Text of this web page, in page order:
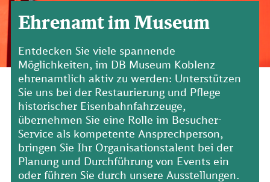
Ehrenamt im Museum
Entdecken Sie viele spannende
Möglichkeiten, im DB Museum Koblenz
ehrenamtlich aktiv zu werden: Unterstützen
Sie uns bei der Restaurierung und Pflege
historischer Eisenbahnfahrzeuge,
übernehmen Sie eine Rolle im Besucher-
Service als kompetente Ansprechperson,
bringen Sie Ihr Organisationstalent bei der
Planung und Durchführung von Events ein
oder führen Sie durch unsere Ausstellungen.